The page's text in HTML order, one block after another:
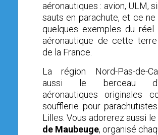
OPEN SUBMENU (VOL SANS
VOL SANS MOTEUR
OPEN SUBMENU (SIMULATEUR)
SIMULATEUR
OPEN SUBMENU (DRÔNE)
DRÔNE
aéronautiques : avion, ULM,
sauts en parachute, et ce
quelques exemples du réel
aéronautique de cette
de la France.
La région Nord-Pas-de-
aussi le berceau
aéronautiques originales
soufflerie pour
Lilles. Vous adorerez aussi le
de Maubeuge, organisé